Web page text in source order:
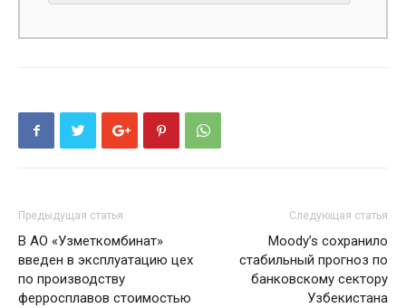
Предыдущая статья
В АО «Узметкомбинат»
введен в эксплуатацию цех
по производству
ферросплавов стоимостью
Следующая статья
Moody’s сохранило
стабильный прогноз по
банковскому сектору
Узбекистана